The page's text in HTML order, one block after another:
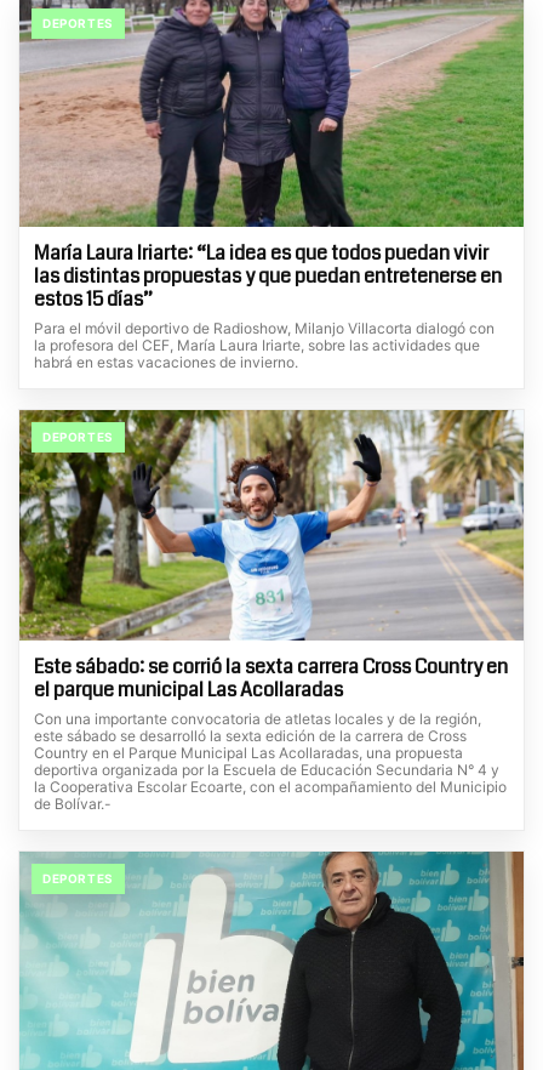
DEPORTES
María Laura Iriarte: “La idea es que todos puedan vivir
las distintas propuestas y que puedan entretenerse en
estos 15 días”
Para el móvil deportivo de Radioshow, Milanjo Villacorta dialogó con
la profesora del CEF, María Laura Iriarte, sobre las actividades que
habrá en estas vacaciones de invierno.
DEPORTES
Este sábado: se corrió la sexta carrera Cross Country en
el parque municipal Las Acollaradas
Con una importante convocatoria de atletas locales y de la región,
este sábado se desarrolló la sexta edición de la carrera de Cross
Country en el Parque Municipal Las Acollaradas, una propuesta
deportiva organizada por la Escuela de Educación Secundaria N° 4 y
la Cooperativa Escolar Ecoarte, con el acompañamiento del Municipio
de Bolívar.-
DEPORTES